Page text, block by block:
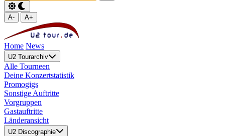
A- A+
Home News
U2 Tourarchiv
Alle Tourneen
Deine Konzertstatistik
Promogigs
Sonstige Auftritte
Vorgruppen
Gastauftritte
Länderansicht
U2 Discographie